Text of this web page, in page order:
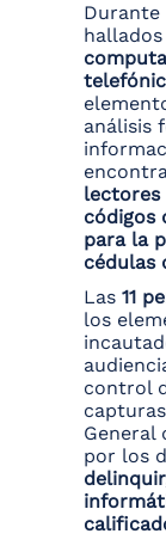
Durante
análisis
lectores
códigos
para la
cédulas
Las 11
los
control
General
por los